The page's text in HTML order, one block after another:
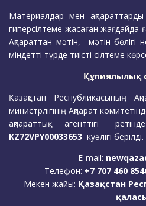
Материалдар мен
гиперсілтеме жасаған жағдайда
Ақпараттан мәтін, мәтін бөлігі
міндетті түрде тиісті сілтеме
Құпиялылық
Қазақстан Республикасының
министрлігінің Ақпарат
ақпараттық агенттігі
KZ72VPY00033653 куәлігі берілді.
E-mail:
Телефон: +7 707 460
Мекен жайы: Қазақстан